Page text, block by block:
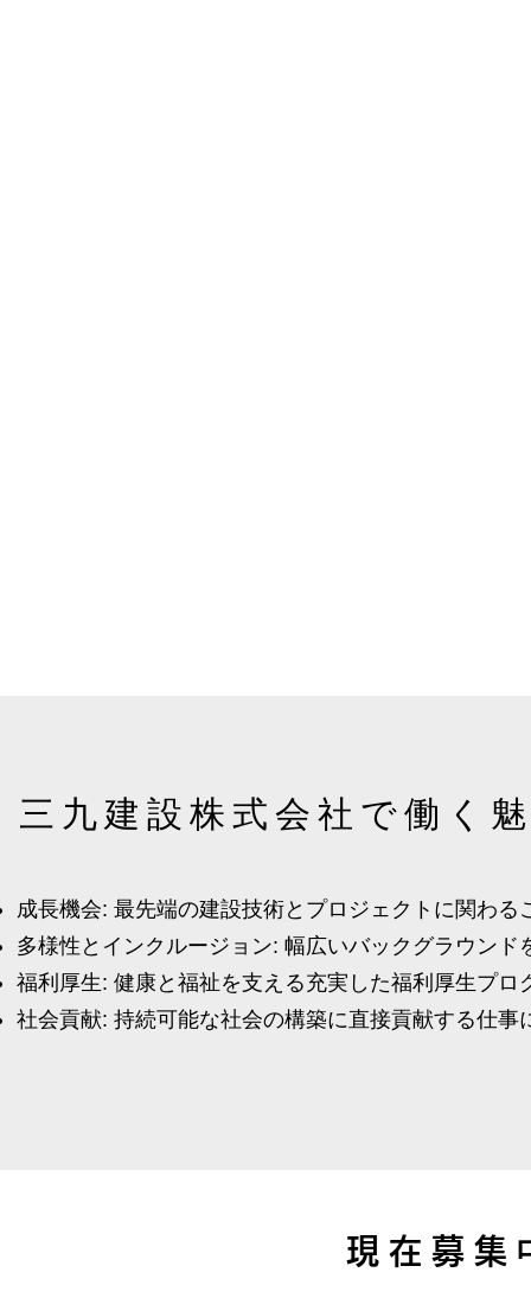
三九建設株式会社で働く
成長機会: 最先端の建設技術とプロジェクトに関わ
多様性とインクルージョン: 幅広いバックグラウン
福利厚生: 健康と福祉を支える充実した福利厚生プロ
社会貢献: 持続可能な社会の構築に直接貢献する仕
現在募集